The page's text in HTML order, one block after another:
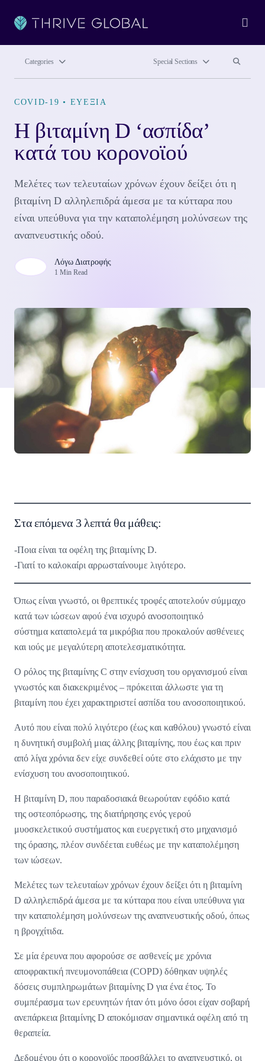
Categories Special Sections Search site
COVID-19 • ΕΥΕΞΊΑ
Η βιταμίνη D ‘ασπίδα’
κατά του κορονοϊού
Μελέτες των τελευταίων χρόνων έχουν δείξει ότι η
βιταμίνη D αλληλεπιδρά άμεσα με τα κύτταρα που
είναι υπεύθυνα για την καταπολέμηση μολύνσεων της
αναπνευστικής οδού.
Λόγω Διατροφής
1 Min Read
Στα επόμενα 3 λεπτά θα μάθεις:
-Ποια είναι τα οφέλη της βιταμίνης D.
-Γιατί το καλοκαίρι αρρωσταίνουμε λιγότερο.
Όπως είναι γνωστό, οι θρεπτικές τροφές αποτελούν σύμμαχο
κατά των ιώσεων αφού ένα ισχυρό ανοσοποιητικό
σύστημα καταπολεμά τα μικρόβια που προκαλούν ασθένειες
και ιούς με μεγαλύτερη αποτελεσματικότητα.
Ο ρόλος της βιταμίνης C στην ενίσχυση του οργανισμού είναι
γνωστός και διακεκριμένος – πρόκειται άλλωστε για τη
βιταμίνη που έχει χαρακτηριστεί ασπίδα του ανοσοποιητικού.
Αυτό που είναι πολύ λιγότερο (έως και καθόλου) γνωστό είναι
η δυνητική συμβολή μιας άλλης βιταμίνης, που έως και πριν
από λίγα χρόνια δεν είχε συνδεθεί ούτε στο ελάχιστο με την
ενίσχυση του ανοσοποιητικού.
Η βιταμίνη D, που παραδοσιακά θεωρούταν εφόδιο κατά
της οστεοπόρωσης, της διατήρησης ενός γερού
μυοσκελετικού συστήματος και ευεργετική στο μηχανισμό
της όρασης, πλέον συνδέεται ευθέως με την καταπολέμηση
των ιώσεων.
Μελέτες των τελευταίων χρόνων έχουν δείξει ότι η βιταμίνη
D αλληλεπιδρά άμεσα με τα κύτταρα που είναι υπεύθυνα για
την καταπολέμηση μολύνσεων της αναπνευστικής οδού, όπως
η βρογχίτιδα.
Σε μία έρευνα που αφορούσε σε ασθενείς με χρόνια
αποφρακτική πνευμονοπάθεια (COPD) δόθηκαν υψηλές
δόσεις συμπληρωμάτων βιταμίνης D για ένα έτος. Το
συμπέρασμα των ερευνητών ήταν ότι μόνο όσοι είχαν σοβαρή
ανεπάρκεια βιταμίνης D αποκόμισαν σημαντικά οφέλη από τη
θεραπεία.
Δεδομένου ότι ο κορονοϊός προσβάλλει το αναπνευστικό, οι